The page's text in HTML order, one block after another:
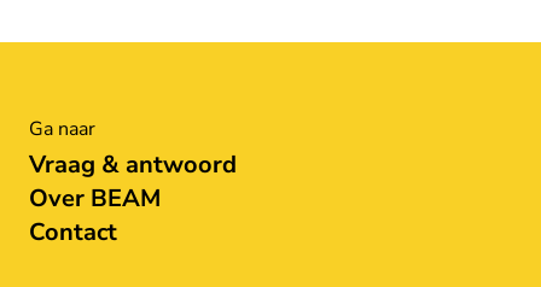
Ga naar
Vraag & antwoord
Over BEAM
Contact